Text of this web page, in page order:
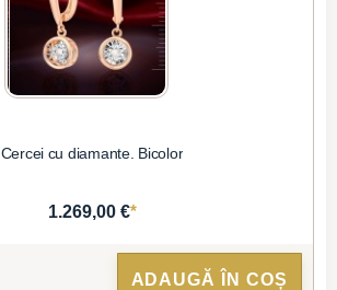
Cercei cu diamante. Bicolor
1.269,00 €*
ADAUGĂ ÎN COȘ